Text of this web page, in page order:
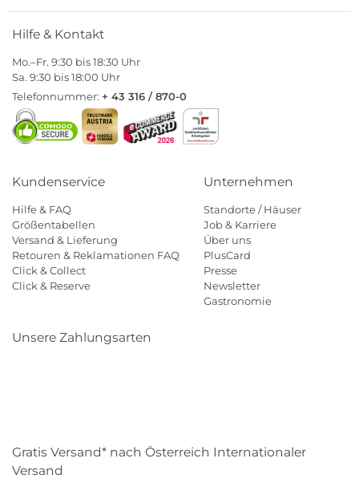
Hilfe & Kontakt
Mo.–Fr. 9:30 bis 18:30 Uhr
Sa. 9:30 bis 18:00 Uhr
Telefonnummer: + 43 316 / 870-0
Kundenservice
Hilfe & FAQ
Größentabellen
Versand & Lieferung
Retouren & Reklamationen FAQ
Click & Collect
Click & Reserve
Unternehmen
Standorte / Häuser
Job & Karriere
Über uns
PlusCard
Presse
Newsletter
Gastronomie
Unsere Zahlungsarten
Gratis Versand* nach Österreich Internationaler
Versand